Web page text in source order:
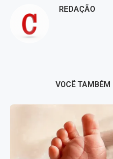
REDAÇÃO
VOCÊ TAMBÉM